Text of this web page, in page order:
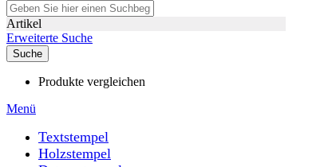
Artikel
Erweiterte Suche
Suche
Produkte vergleichen
Menü
Textstempel
Holzstempel